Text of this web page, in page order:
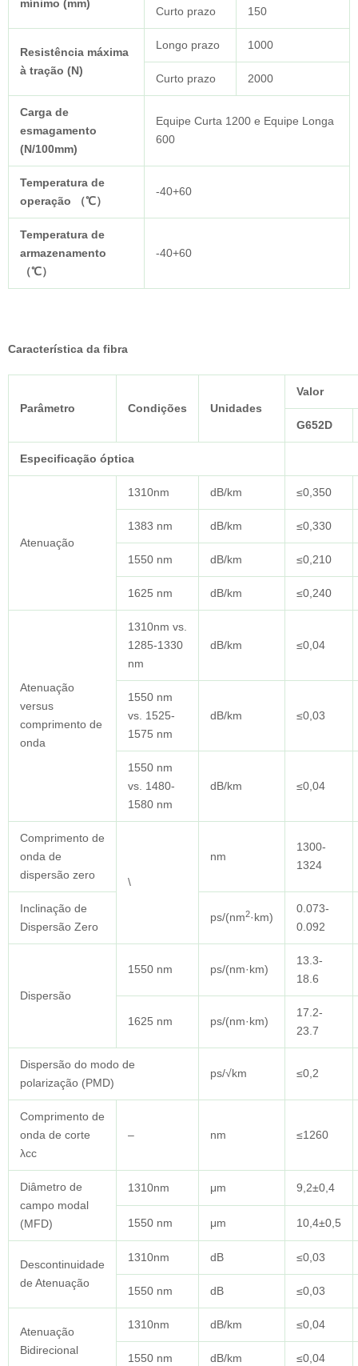
mínimo (mm)
Curto prazo 150
Resistência máxima
à tração (N)
Longo prazo 1000
Curto prazo 2000
Carga de
esmagamento
(N/100mm)
Equipe Curta 1200 e Equipe Longa
600
Temperatura de
operação
（℃）
-40+60
Temperatura de
armazenamento
（℃）
-40+60
Característica da fibra
Parâmetro Condições Unidades
Valor
G652D
Especificação óptica
Atenuação
1310nm dB/km ≤0,350
1383 nm dB/km ≤0,330
1550 nm dB/km ≤0,210
1625 nm dB/km ≤0,240
Atenuação
versus
comprimento de
onda
1310nm vs.
1285-1330
nm
dB/km ≤0,04
1550 nm
vs. 1525-
1575 nm
dB/km ≤0,03
1550 nm
vs. 1480-
1580 nm
dB/km ≤0,04
Comprimento de
onda de
dispersão zero
\
nm
1300-
1324
Inclinação de
Dispersão Zero
ps/(nm2·km)
0.073-
0.092
Dispersão
1550 nm ps/(nm·km)
13.3-
18.6
1625 nm ps/(nm·km)
17.2-
23.7
Dispersão do modo de
polarização (PMD)
ps/√km ≤0,2
Comprimento de
onda de corte
λcc
– nm ≤1260
Diâmetro de
campo modal
(MFD)
1310nm μm 9,2±0,4
1550 nm μm 10,4±0,5
Descontinuidade
de Atenuação
1310nm dB ≤0,03
1550 nm dB ≤0,03
Atenuação
Bidirecional
1310nm dB/km ≤0,04
1550 nm dB/km ≤0,04